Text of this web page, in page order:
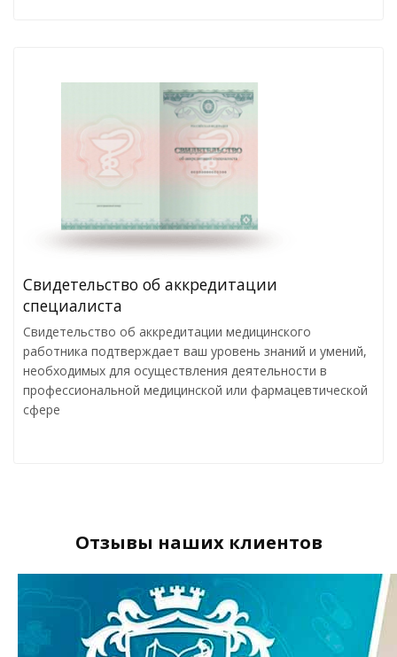
Свидетельство об аккредитации
специалиста
Свидетельство об аккредитации медицинского
работника подтверждает ваш уровень знаний и умений,
необходимых для осуществления деятельности в
профессиональной медицинской или фармацевтической
сфере
Отзывы наших клиентов